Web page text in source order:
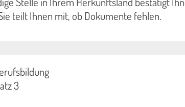
teilt Ihnen mit, ob Dokumente fehlen.
3